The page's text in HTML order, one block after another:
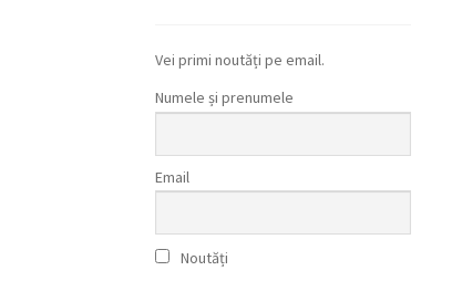
Vei primi noutăți pe email.
Numele și prenumele
Email
Noutăți